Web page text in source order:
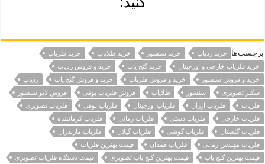
برچسب‌ها خرید ردیاب خرید سنسور خرید طلایاب
خرید فلزیاب
خرید فلزیاب خارجی و اورجینال
خرید گنج یاب
خرید و فروش ردیاب
خرید و فروش سنسور
خرید و فروش فلزیاب خرید و فروش گنج یاب
ردیاب
سکنر تصویری
سنسور طلایاب فروش فلزیاب بوقی
فروش لایو سنسور
فلزیاب
فلزیاب ارزان فلزیاب اورجینال فلزیاب بوقی
فلزیاب تصویری
فلزیاب خارجی
فلزیاب دستی فلزیاب زمانی
فلزیاب کرمانشاه
فلزیاب گلستان
فلزیاب گوشی فلزیاب گیلان
فلزیاب مازندران
فلزیاب مهندس زمانی
فلزیاب همدان
قیمت بهترین فلزیاب
قیمت بهترین گنج یاب
قیمت بهترین گنج یاب تصویری
قیمت دستگاه فلزیاب تصویری